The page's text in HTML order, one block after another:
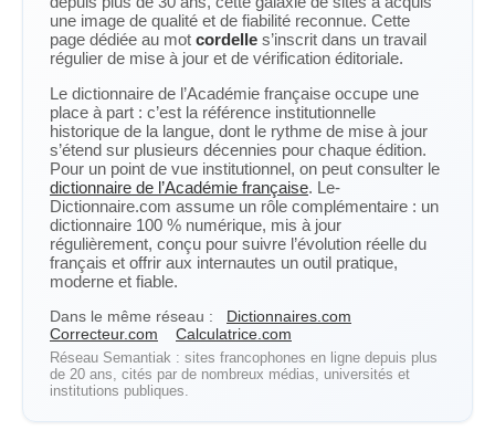
une image de qualité et de fiabilité reconnue. Cette
page dédiée au mot cordelle s’inscrit dans un travail
régulier de mise à jour et de vérification éditoriale.
Le dictionnaire de l’Académie française occupe une
place à part : c’est la référence institutionnelle
historique de la langue, dont le rythme de mise à jour
s’étend sur plusieurs décennies pour chaque édition.
Pour un point de vue institutionnel, on peut consulter le
dictionnaire de l’Académie française. Le-
Dictionnaire.com assume un rôle complémentaire : un
dictionnaire 100 % numérique, mis à jour
régulièrement, conçu pour suivre l’évolution réelle du
français et offrir aux internautes un outil pratique,
moderne et fiable.
Dans le même réseau :
Dictionnaires.com
Correcteur.com
Calculatrice.com
Réseau Semantiak : sites francophones en ligne depuis plus
de 20 ans, cités par de nombreux médias, universités et
institutions publiques.